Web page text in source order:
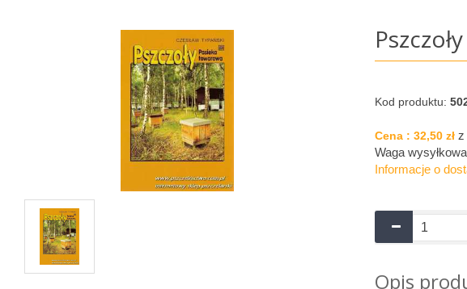
Kod produktu:
Cena : 32,50 zł z
Waga
Informacje o
Opis